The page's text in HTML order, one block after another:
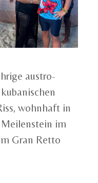
austro-
wohnhaft in
im
Gran Retto